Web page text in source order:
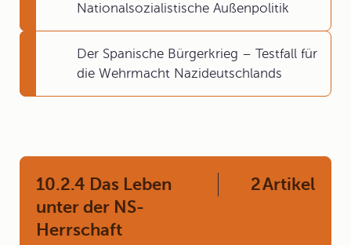
Nationalsozialistische Außenpolitik
Der Spanische Bürgerkrieg – Testfall für
die Wehrmacht Nazideutschlands
10.2.4 Das Leben
unter der NS-
Herrschaft
2Artikel